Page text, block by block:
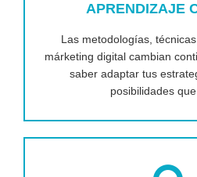
APRENDIZAJE
Las metodologías,
márketing digital cambian
saber adaptar tus
posibilidades